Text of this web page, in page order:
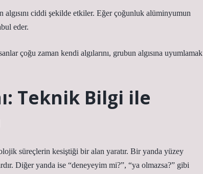
ciddi şekilde etkiler. Eğer çoğunluk alüminyumun
eder.
çoğu zaman kendi algılarını, grubun algısına uyumlamak
Teknik Bilgi ile
süreçlerin kesiştiği bir alan yaratır. Bir yanda yüzey
Diğer yanda ise “deneyeyim mi?”, “ya olmazsa?” gibi